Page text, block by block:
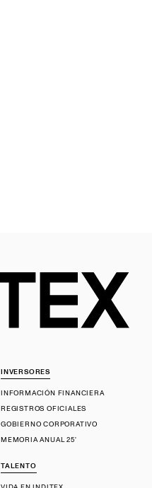
INVERSORES
INFORMACIÓN FINANCIERA
REGISTROS OFICIALES
GOBIERNO CORPORATIVO
MEMORIA ANUAL 25'
TALENTO